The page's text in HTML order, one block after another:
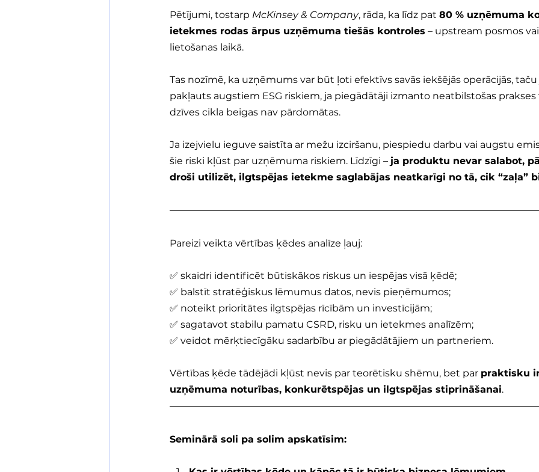
Pētījumi, tostarp McKinsey & Company, rāda, ka līdz pat 80 % uzņēmuma
ietekmes rodas ārpus uzņēmuma tiešās kontroles – upstream posmos
lietošanas laikā.
Tas nozīmē, ka uzņēmums var būt ļoti efektīvs savās iekšējās operācijās,
pakļauts augstiem ESG riskiem, ja piegādātāji izmanto neatbilstošas
dzīves cikla beigas nav pārdomātas.
Ja izejvielu ieguve saistīta ar mežu izciršanu, piespiedu darbu vai augstu
šie riski kļūst par uzņēmuma riskiem. Līdzīgi – ja produktu nevar salabot,
droši utilizēt, ilgtspējas ietekme saglabājas neatkarīgi no tā, cik “zaļa”
Pareizi veikta vērtības ķēdes analīze ļauj:
✅ skaidri identificēt būtiskākos riskus un iespējas visā ķēdē;
✅ balstīt stratēģiskus lēmumus datos, nevis pieņēmumos;
✅ noteikt prioritātes ilgtspējas rīcībām un investīcijām;
✅ sagatavot stabilu pamatu CSRD, risku un ietekmes analīzēm;
✅ veidot mērķtiecīgāku sadarbību ar piegādātājiem un partneriem.
Vērtības ķēde tādējādi kļūst nevis par teorētisku shēmu, bet par praktisku
uzņēmuma noturības, konkurētspējas un ilgtspējas stiprināšanai.
Seminārā soli pa solim apskatīsim: